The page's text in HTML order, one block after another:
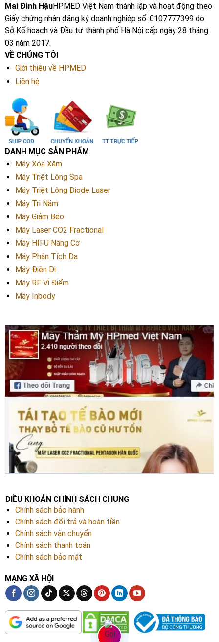
Mai Đình HậuHPMED Việt Nam thành lập và hoạt động theo
Giấy chứng nhận đăng ký doanh nghiệp số: 0107777399 do
Sở Kế hoạch và Đầu tư thành phố Hà Nội cấp ngày 28 tháng
03 năm 2017.
VỀ CHÚNG TÔI
Giới thiệu về HPMED
Liên hệ
DANH MỤC SẢN PHẨM
Máy Xóa Xăm
Máy Triệt Lông Spa
Máy Triệt Lông Diode Laser
Máy Trị Nám
Máy Giảm Béo
Máy Laser CO2 Fractional
Máy HIFU Nâng Cơ
Máy Phân Tích Da
Máy Điện Di
Máy RF Vi Điểm
Máy Inbody
ĐIỀU KHOẢN CHÍNH SÁCH CHUNG
Chính sách bảo hành
Chính sách đổi trả và hoàn tiền
Chính sách vận chuyển
Chính sách thanh toán
Chính sách bảo mật
MẠNG XÃ HỘI